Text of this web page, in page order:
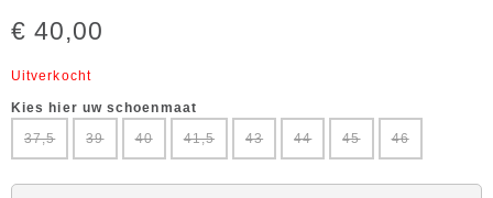
€ 40,00
Uitverkocht
Kies hier uw schoenmaat
37,5
39 40 41,5 43 44 45 46